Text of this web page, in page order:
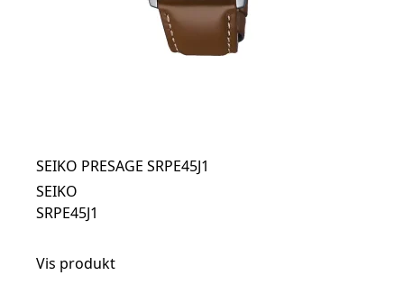
SEIKO PRESAGE SRPE45J1
SEIKO
SRPE45J1
Vis produkt